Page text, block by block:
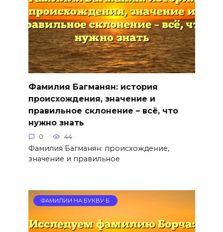
Фамилия Багманян: история
происхождения, значение и
правильное склонение – всё, что
нужно знать
0 44
Фамилия Багманян: происхождение,
значение и правильное
ФАМИЛИИ НА БУКВУ Б